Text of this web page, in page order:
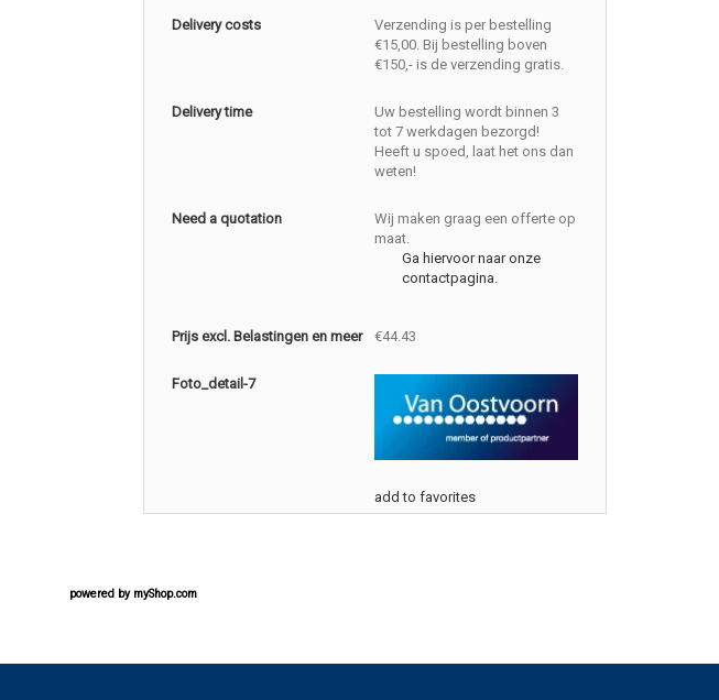
Delivery costs
Verzending is per bestelling
€15,00. Bij bestelling boven
€150,- is de verzending gratis.
Delivery time
Uw bestelling wordt binnen 3
tot 7 werkdagen bezorgd!
Heeft u spoed, laat het ons dan
weten!
Need a quotation
Wij maken graag een offerte op
maat.
Ga hiervoor naar onze
contactpagina.
Prijs excl. Belastingen en meer €44.43
Foto_detail-7
add to favorites
powered by myShop.com